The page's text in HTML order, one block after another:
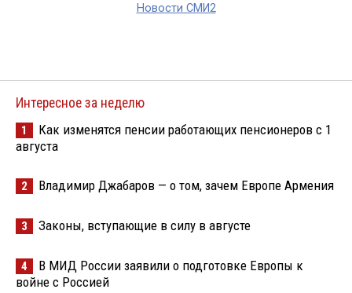
Новости СМИ2
Интересное за неделю
1
Как изменятся пенсии работающих пенсионеров с 1
августа
2 Владимир Джабаров — о том, зачем Европе Армения
3 Законы, вступающие в силу в августе
4
В МИД России заявили о подготовке Европы к
войне с Россией